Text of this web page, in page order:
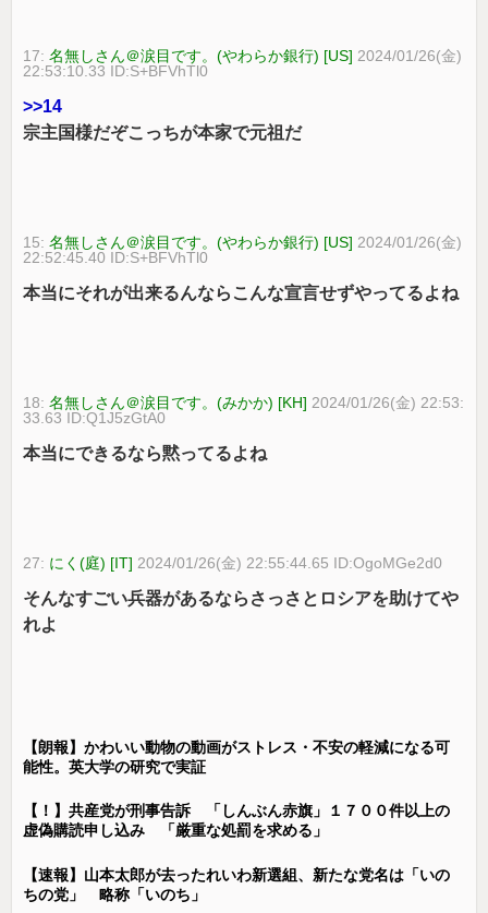
17:名無しさん＠涙目です。(やわらか銀行) [US] 2024/01/26(金)
22:53:10.33 ID:S+BFVhTl0
>>14
宗主国様だぞこっちが本家で元祖だ
15:名無しさん＠涙目です。(やわらか銀行) [US] 2024/01/26(金)
22:52:45.40 ID:S+BFVhTl0
本当にそれが出来るんならこんな宣言せずやってるよね
18:名無しさん＠涙目です。(みかか) [KH] 2024/01/26(金) 22:53:
33.63 ID:Q1J5zGtA0
本当にできるなら黙ってるよね
27: にく(庭) [IT] 2024/01/26(金) 22:55:44.65 ID:OgoMGe2d0
そんなすごい兵器があるならさっさとロシアを助けてや
れよ
【朗報】かわいい動物の動画がストレス・不安の軽減になる可
能性。英大学の研究で実証
【！】共産党が刑事告訴 「しんぶん赤旗」１７００件以上の
虚偽購読申し込み 「厳重な処罰を求める」
【速報】山本太郎が去ったれいわ新選組、新たな党名は「いの
ちの党」 略称「いのち」